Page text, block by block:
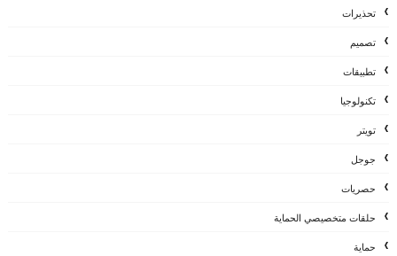
تحذيرات
تصميم
تطبيقات
تكنولوجيا
تويتر
جوجل
حصريات
حلقات متخصيصي الحماية
حماية